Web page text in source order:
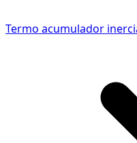
Termo acumulador